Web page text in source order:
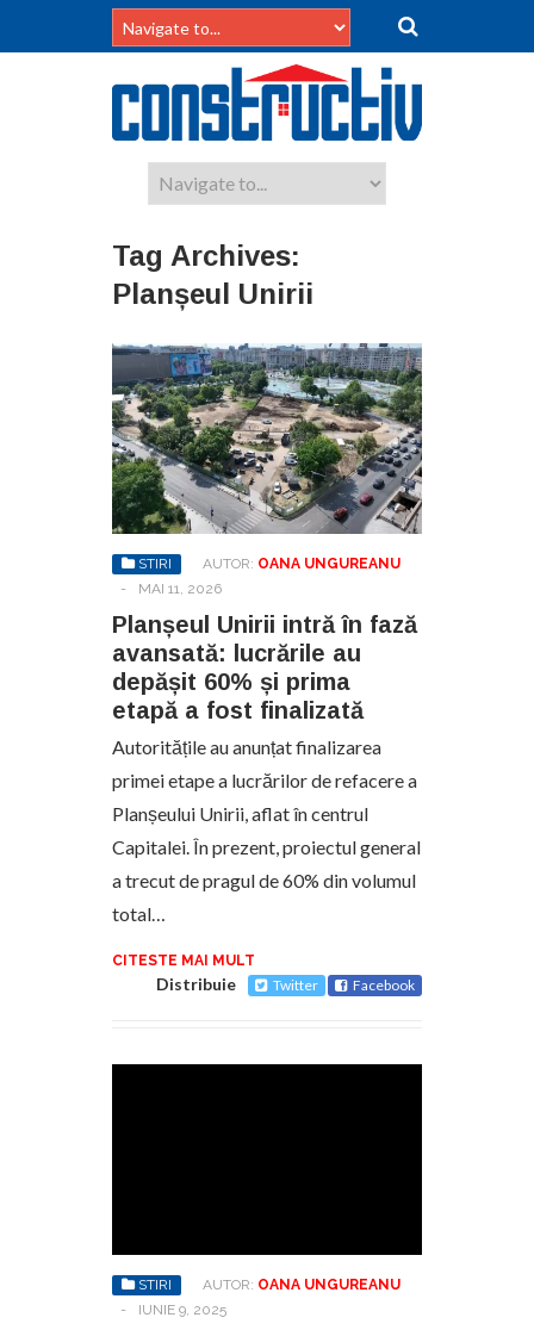
Tag Archives:
Planșeul Unirii
STIRI AUTOR: OANA UNGUREANU
-
MAI 11, 2026
Planșeul Unirii intră în fază
avansată: lucrările au
depășit 60% și prima
etapă a fost finalizată
Autoritățile au anunțat finalizarea
primei etape a lucrărilor de refacere a
Planșeului Unirii, aflat în centrul
Capitalei. În prezent, proiectul general
a trecut de pragul de 60% din volumul
total…
CITESTE MAI MULT
Distribuie Twitter Facebook
STIRI AUTOR: OANA UNGUREANU
-
IUNIE 9, 2025